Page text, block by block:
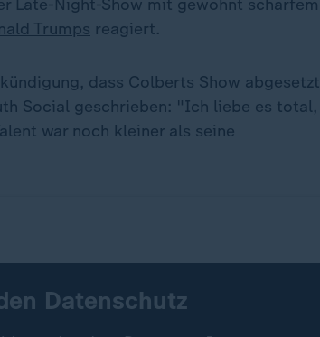
Late-Night-Show mit gewohnt scharfem
Trumps reagiert.
dass Colberts Show abgesetzt
Social geschrieben: "Ich liebe es total,
war noch kleiner als seine
Datenschutz